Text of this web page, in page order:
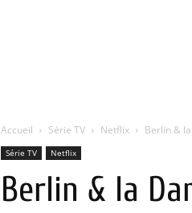
Accueil Série TV Netflix Berlin &
Série TV Netflix
Berlin & la